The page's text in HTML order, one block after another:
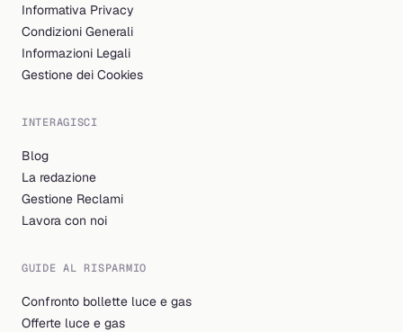
Informativa Privacy
Condizioni Generali
Informazioni Legali
Gestione dei Cookies
INTERAGISCI
Blog
La redazione
Gestione Reclami
Lavora con noi
GUIDE AL RISPARMIO
Confronto bollette luce e gas
Offerte luce e gas